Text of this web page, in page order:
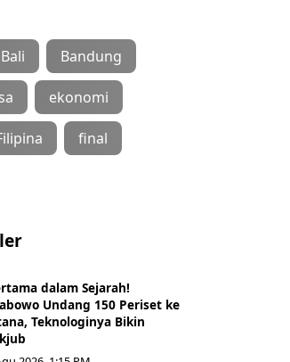
Bali Bandung
ekonomi
final
dalam Sejarah!
Undang 150 Periset ke
Teknologinya Bikin